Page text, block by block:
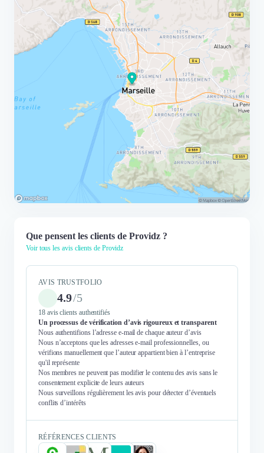
PROVIDZ!
Que pensent les clients de Providz ?
Voir tous les avis clients de Providz
AVIS TRUSTFOLIO
4.9/5
18 avis clients authentifiés
Un processus de vérification d’avis rigoureux et transparent
Nous authentifions l’adresse e-mail de chaque auteur d’avis
Nous n’acceptons que les adresses e-mail professionnelles, ou
vérifions manuellement que l’auteur appartient bien à l’entreprise
qu'il représente
Nos membres ne peuvent pas modifier le contenu des avis sans le
consentement explicite de leurs auteurs
Nous surveillons régulièrement les avis pour détecter d’éventuels
conflits d’intérêts
RÉFÉRENCES CLIENTS